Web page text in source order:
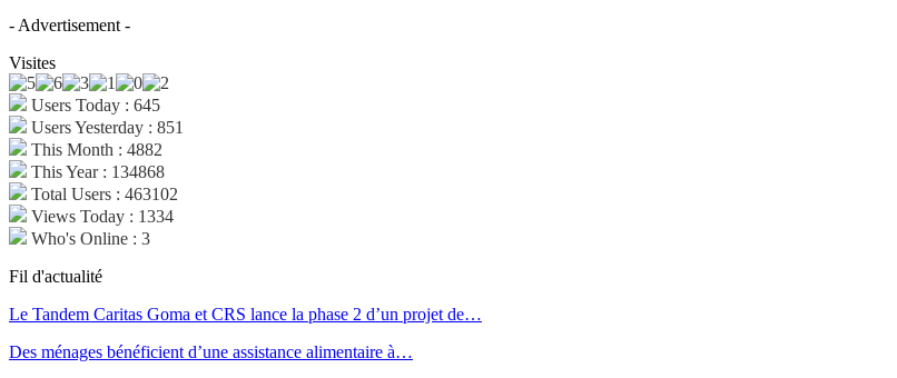
- Advertisement -
Visites
Users Today : 645
Users Yesterday : 851
This Month : 4882
This Year : 134868
Total Users : 463102
Views Today : 1334
Who's Online : 3
Fil d'actualité
Le Tandem Caritas Goma et CRS lance la phase 2 d’un projet de…
Des ménages bénéficient d’une assistance alimentaire à…